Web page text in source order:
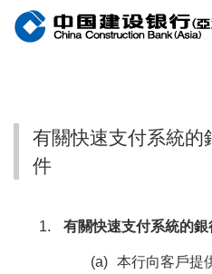
有關快速支付系統的
件
有關快速支付系統的銀
(a) 本行向客戶提